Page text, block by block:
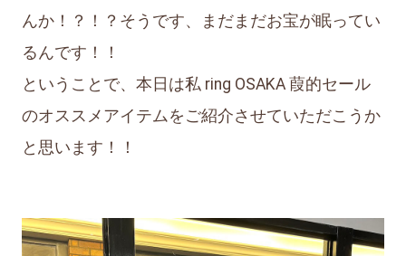
んか！？！？そうです、まだまだお宝が眠ってい
るんです！！
ということで、本日は私 ring OSAKA 葭的セール
のオススメアイテムをご紹介させていただこうか
と思います！！